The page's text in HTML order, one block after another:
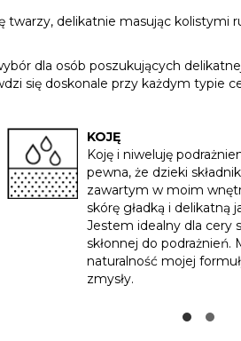
twarzy, delikatnie masując
dla osób poszukujących
się doskonale przy każdym typie
KOJĘ
Koję i niweluję
pewna, że dzieki
zawartym w moim
skórę gładką i delikatną
Jestem idealny dla cery
skłonnej do podrażnień.
naturalność mojej
zmysły.